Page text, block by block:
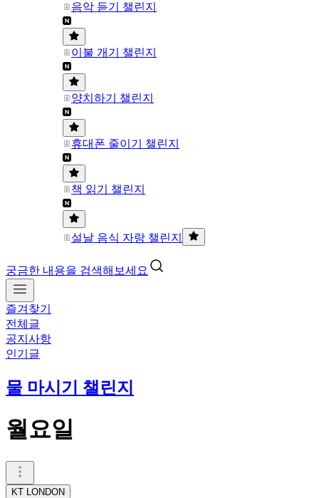
음악 듣기 챌린지
이불 개기 챌린지
양치하기 챌린지
휴대폰 줄이기 챌린지
책 읽기 챌린지
설날 음식 자랑 챌린지
궁금한 내용을 검색해보세요
즐겨찾기
전체글
공지사항
인기글
물 마시기 챌린지
월요일
KT LONDON